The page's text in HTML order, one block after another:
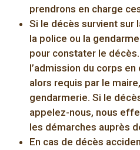
prendrons en charge
Si le décès survient sur
la police ou la
pour constater le
l’admission du corps
alors requis par le
gendarmerie. Si le
appelez-nous, nous
les démarches auprès
En cas de décès